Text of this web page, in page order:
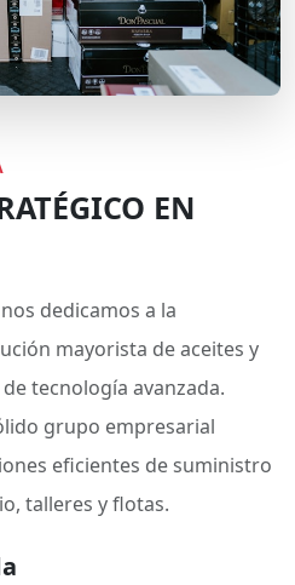
EN
nos dedicamos a la
mayorista de aceites y
tecnología avanzada.
grupo empresarial
eficientes de suministro
talleres y flotas.